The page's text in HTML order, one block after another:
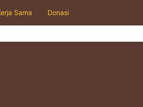
Sama Donasi